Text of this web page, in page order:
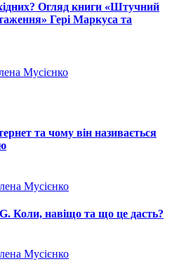
Огляд книги «Штучний
Гері Маркуса та
Мусієнко
та чому він називається
Мусієнко
Коли, навіщо та що це даcть?
Мусієнко